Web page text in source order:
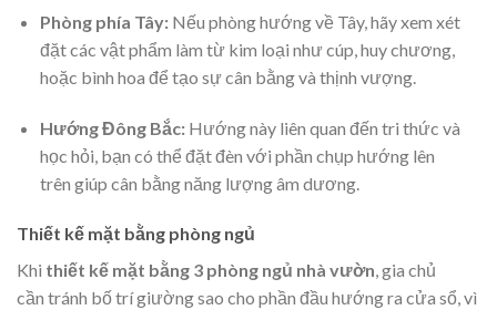
Phòng phía Tây:Nếu phòng hướng về Tây, hãy xem xét
đặt các vật phẩm làm từ kim loại như cúp, huy chương,
hoặc bình hoa để tạo sự cân bằng và thịnh vượng.
Hướng Đông Bắc:Hướng này liên quan đến tri thức và
học hỏi, bạn có thể đặt đèn với phần chụp hướng lên
trên giúp cân bằng năng lượng âm dương.
Thiết kế mặt bằng phòng ngủ
Khi thiết kế mặt bằng 3 phòng ngủ nhà vườn, gia chủ
cần tránh bố trí giường sao cho phần đầu hướng ra cửa sổ, vì